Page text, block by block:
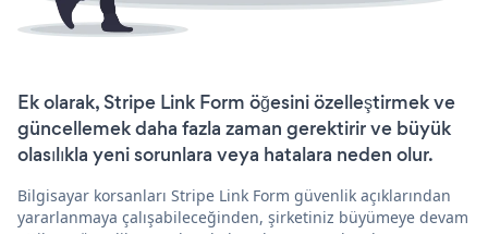
Ek olarak, Stripe Link Form öğesini özelleştirmek ve
güncellemek daha fazla zaman gerektirir ve büyük
olasılıkla yeni sorunlara veya hatalara neden olur.
Bilgisayar korsanları Stripe Link Form güvenlik açıklarından
yararlanmaya çalışabileceğinden, şirketiniz büyümeye devam